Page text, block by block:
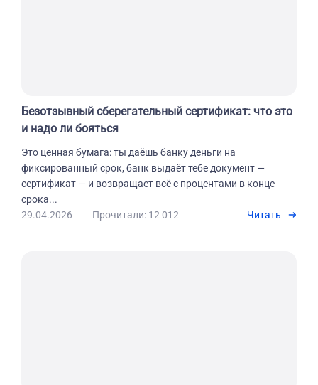
Безотзывный сберегательный сертификат: что это
и надо ли бояться
Это ценная бумага: ты даёшь банку деньги на
фиксированный срок, банк выдаёт тебе документ —
сертификат — и возвращает всё с процентами в конце
срока...
29.04.2026
Прочитали: 12 012 Читать